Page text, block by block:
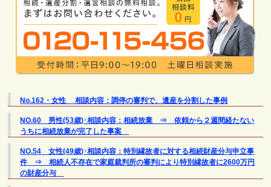
No.162・女性 相談内容：調停の審判で、遺産を分割した事例
NO.60 男性(53歳)･相談内容：相続放棄 ⇒ 依頼から２週間経たない
うちに相続放棄が完了した事案
NO.54 女性(49歳)･相談内容：特別縁故者に対する相続財産分与申立事
件 ⇒ 相続人不存在で家庭裁判所の審判により特別縁故者に2600万円
の財産分与